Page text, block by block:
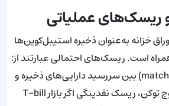
ریسک‌های عملیاتی
خزانه به‌عنوان ذخیره استیبل‌کوین‌ها
است. ریسک‌های احتمالی عبارتند از:
ریسک تطبیق (matching risk) بین سررسید دارایی‌های ذخیره و
جریان‌های احتمالی خروج توکن، ریسک نقدینگی اگر بازار T-bill